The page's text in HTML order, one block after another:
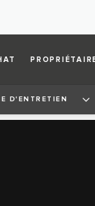
D'ENTRETIEN